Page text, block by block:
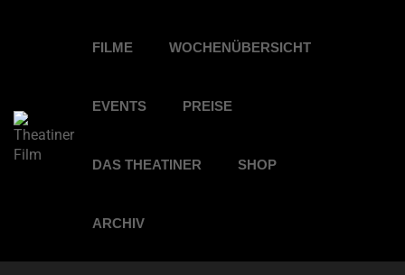
FILME WOCHENÜBERSICHT
EVENTS PREISE
DAS THEATINER SHOP
ARCHIV